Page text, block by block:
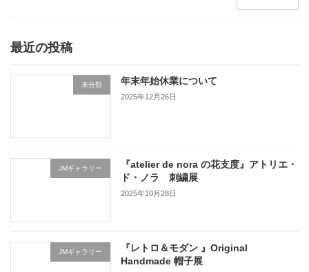
最近の投稿
未分類 年末年始休業について
2025年12月26日
JMギャラリー
『atelier de nora の花支度』アトリエ・
ド・ノラ 刺繍展
2025年10月28日
JMギャラリー
『レトロ＆モダン 』Original
Handmade 帽子展